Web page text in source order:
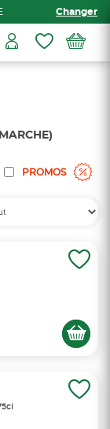
Changer
PROMOS